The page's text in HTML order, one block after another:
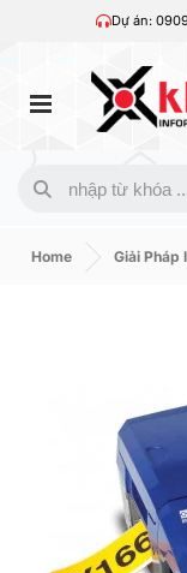
Dự án:
Home Giải Pháp